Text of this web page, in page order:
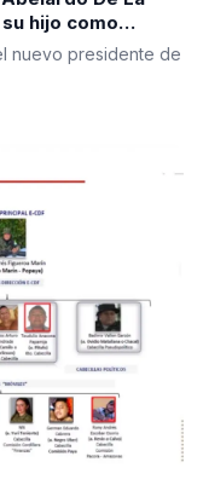
hijo como
nuevo presidente de